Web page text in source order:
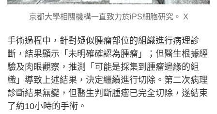
京都大學相關機構一直致力於iPS細胞研究。 X
手術過程中，針對疑似腫瘤部位的組織進行病理診
斷，結果顯示「未明確確認為腫瘤」；但醫生根據經
驗及肉眼觀察，推測「可能是採集到腫瘤邊緣的組
織」導致上述結果，決定繼續進行切除。第二次病理
診斷結果無變，但醫生判斷腫瘤已完全切除，遂結束
了約10小時的手術。